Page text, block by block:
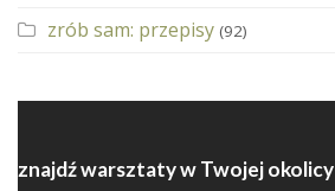
zrób sam: przepisy (92)
znajdź warsztaty w Twojej okolicy